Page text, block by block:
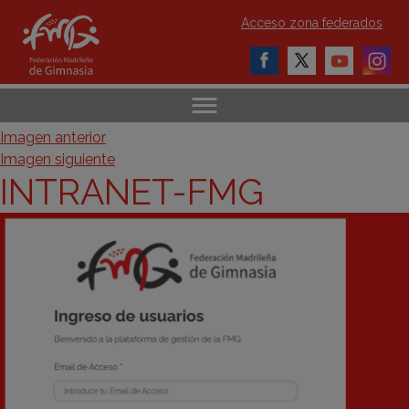
Acceso zona federados
Imagen anterior
Imagen siguiente
INTRANET-FMG